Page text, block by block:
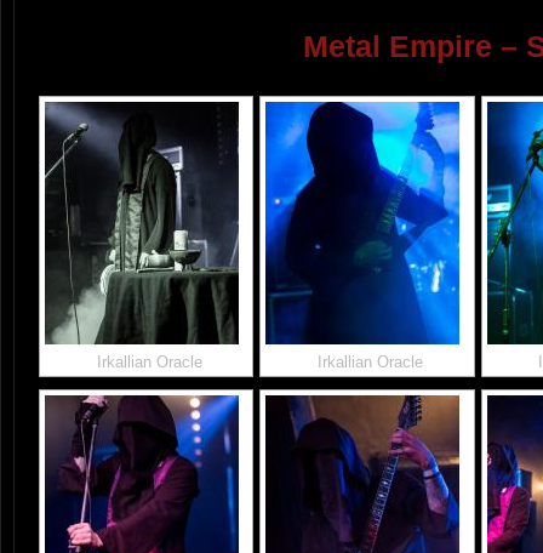
Metal Empire –
Irkallian Oracle Irkallian Oracle